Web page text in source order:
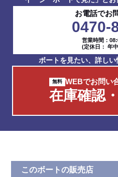
お電話でお
0470-
営業時間：
(定休日： 年
ボートを見たい、詳し
WEBでお問い
在庫確認
このボートの販売店